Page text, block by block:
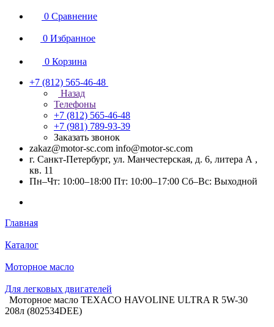
0 Сравнение
0 Избранное
0 Корзина
+7 (812) 565-46-48
Назад
Телефоны
+7 (812) 565-46-48
+7 (981) 789-93-39
Заказать звонок
zakaz@motor-sc.com info@motor-sc.com
г. Санкт-Петербург, ул. Манчестерская, д. 6, литера А ,
кв. 11
Пн–Чт: 10:00–18:00 Пт: 10:00–17:00 Сб–Вс: Выходной
Главная
Каталог
Моторное масло
Для легковых двигателей
Моторное масло TEXACO HAVOLINE ULTRA R 5W-30
208л (802534DEE)